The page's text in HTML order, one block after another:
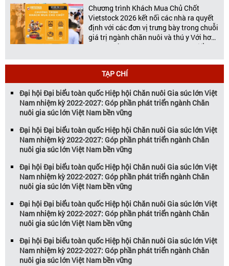
Chương trình Khách Mua Chủ Chốt
Vietstock 2026 kết nối các nhà ra quyết
định với các đơn vị trưng bày trong chuỗi
giá trị ngành chăn nuôi và thú y Với hơn
20 năm đồng hành cùng sự phát triển
Vietstock đã khẳng định vị thế là triển […]
TẠP CHÍ
Đại hội Đại biểu toàn quốc Hiệp hội Chăn nuôi Gia súc lớn Việt
Nam nhiệm kỳ 2022-2027: Góp phần phát triển ngành Chăn
nuôi gia súc lớn Việt Nam bền vững
Đại hội Đại biểu toàn quốc Hiệp hội Chăn nuôi Gia súc lớn Việt
Nam nhiệm kỳ 2022-2027: Góp phần phát triển ngành Chăn
nuôi gia súc lớn Việt Nam bền vững
Đại hội Đại biểu toàn quốc Hiệp hội Chăn nuôi Gia súc lớn Việt
Nam nhiệm kỳ 2022-2027: Góp phần phát triển ngành Chăn
nuôi gia súc lớn Việt Nam bền vững
Đại hội Đại biểu toàn quốc Hiệp hội Chăn nuôi Gia súc lớn Việt
Nam nhiệm kỳ 2022-2027: Góp phần phát triển ngành Chăn
nuôi gia súc lớn Việt Nam bền vững
Đại hội Đại biểu toàn quốc Hiệp hội Chăn nuôi Gia súc lớn Việt
Nam nhiệm kỳ 2022-2027: Góp phần phát triển ngành Chăn
nuôi gia súc lớn Việt Nam bền vững